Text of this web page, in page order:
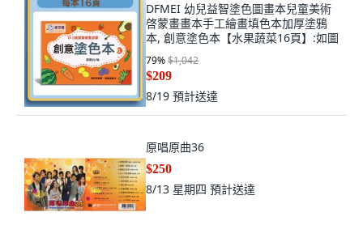
DFMEI 幼兒益智塗色圖畫本兒童美術
啓蒙畫畫本手工繪畫填色本加厚塗鴉
本, 創意塗色本【水果蔬菜16頁】:如圖
79%$1,042
$209
8/19 預計送達
原唱原曲36
$250
8/13 星期四 預計送達